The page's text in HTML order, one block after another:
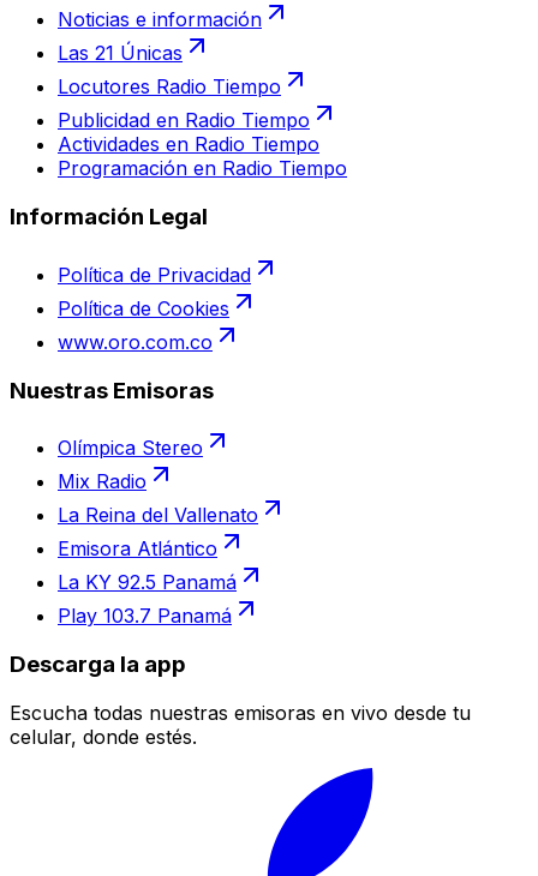
Noticias e información
Las 21 Únicas
Locutores Radio Tiempo
Publicidad en Radio Tiempo
Actividades en Radio Tiempo
Programación en Radio Tiempo
Información Legal
Política de Privacidad
Política de Cookies
www.oro.com.co
Nuestras Emisoras
Olímpica Stereo
Mix Radio
La Reina del Vallenato
Emisora Atlántico
La KY 92.5 Panamá
Play 103.7 Panamá
Descarga la app
Escucha todas nuestras emisoras en vivo desde tu
celular, donde estés.